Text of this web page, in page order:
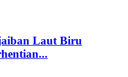
Laut Biru